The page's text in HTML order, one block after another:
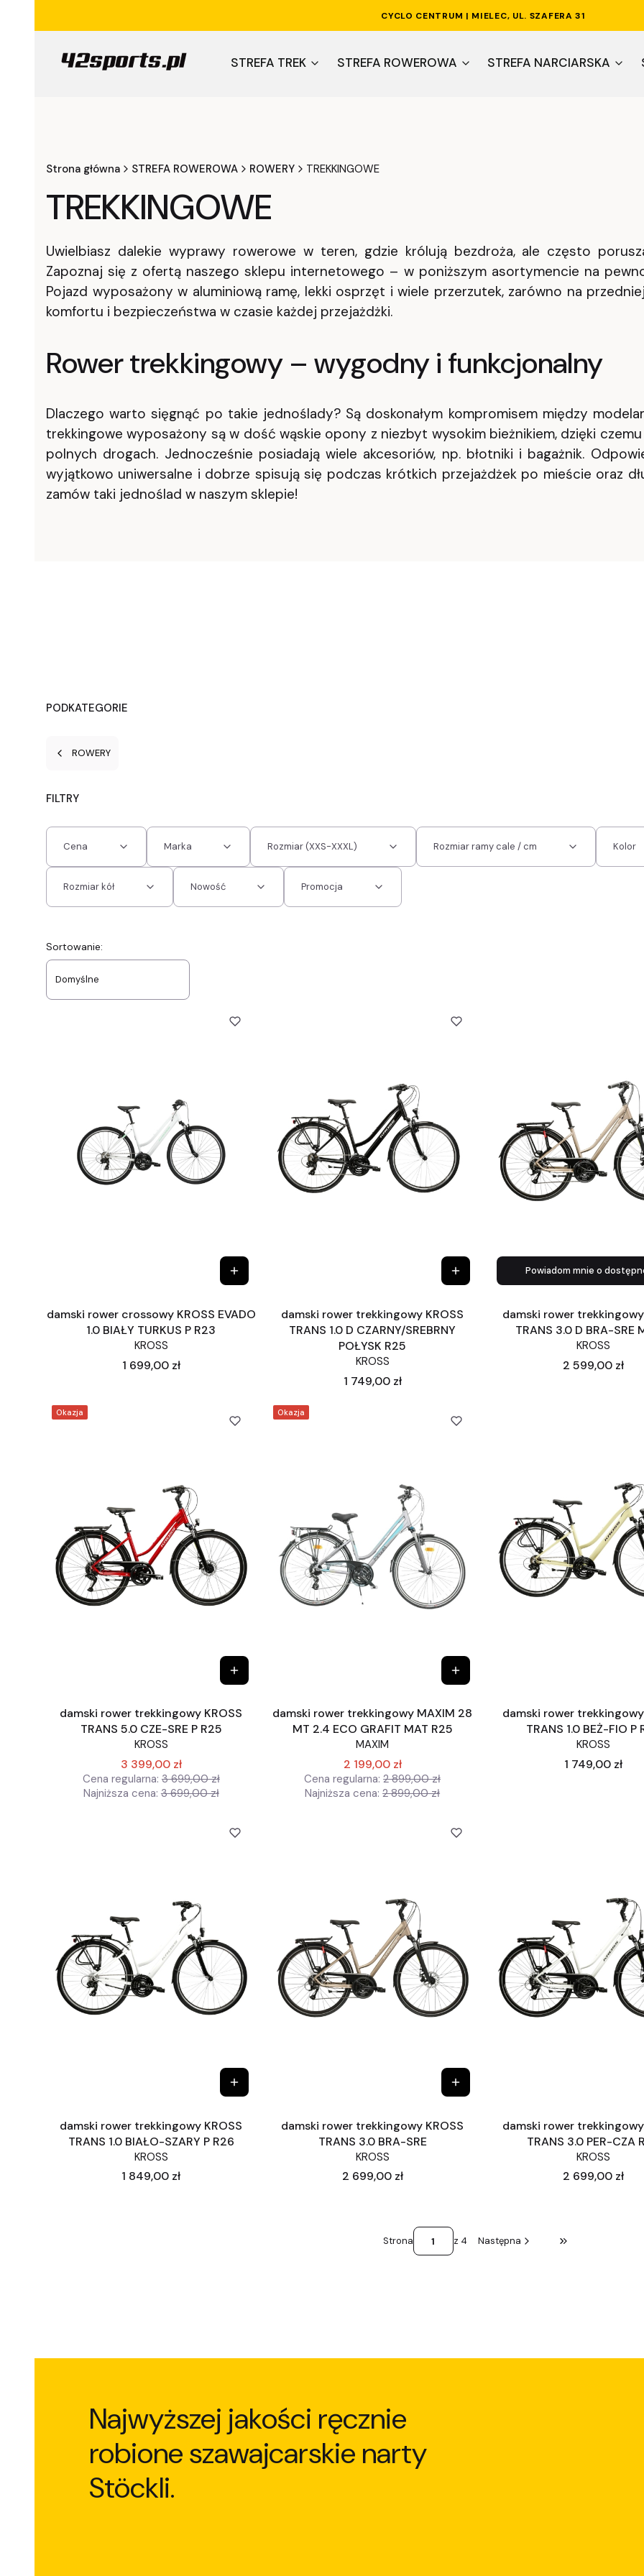
CYCLO CENTRUM | MIELEC, UL. SZAFERA 31
STREFA TREK STREFA ROWEROWA STREFA NARCIARSKA
Strona główna STREFA ROWEROWA ROWERY TREKKINGOWE
TREKKINGOWE
Uwielbiasz dalekie wyprawy rowerowe w teren, gdzie królują bezdroża, ale często
Zapoznaj się z ofertą naszego sklepu internetowego – w poniższym asortymencie na
Pojazd wyposażony w aluminiową ramę, lekki osprzęt i wiele przerzutek, zarówno na
komfortu i bezpieczeństwa w czasie każdej przejażdżki.
Rower trekkingowy – wygodny i funkcjonalny
Dlaczego warto sięgnąć po takie jednoślady? Są doskonałym kompromisem między
trekkingowe wyposażony są w dość wąskie opony z niezbyt wysokim bieżnikiem, dzięki
polnych drogach. Jednocześnie posiadają wiele akcesoriów, np. błotniki i bagażnik.
wyjątkowo uniwersalne i dobrze spisują się podczas krótkich przejażdżek po mieście oraz
zamów taki jednoślad w naszym sklepie!
PODKATEGORIE
ROWERY
FILTRY
Cena Marka Rozmiar (XXS-XXXL) Rozmiar ramy cale / cm Kolor
Rozmiar kół Nowość Promocja
Lista produktów
Sortowanie:
Domyślne
damski rower crossowy KROSS EVADO
1.0 BIAŁY TURKUS P R23
KROSS
Cena
1 699,00 zł
damski rower trekkingowy KROSS
TRANS 1.0 D CZARNY/SREBRNY
POŁYSK R25
KROSS
Cena
1 749,00 zł
Powiadom mnie o
damski rower trekkingowy
TRANS 3.0 D BRA-SRE
KROSS
Cena
2 599,00 zł
Okazja
damski rower trekkingowy KROSS
TRANS 5.0 CZE-SRE P R25
KROSS
3 399,00 zł
Cena regularna: 3 699,00 zł
Najniższa cena: 3 699,00 zł
Okazja
damski rower trekkingowy MAXIM 28
MT 2.4 ECO GRAFIT MAT R25
MAXIM
2 199,00 zł
Cena regularna: 2 899,00 zł
Najniższa cena: 2 899,00 zł
damski rower trekkingowy
TRANS 1.0 BEŻ-FIO P
KROSS
Cena
1 749,00 zł
damski rower trekkingowy KROSS
TRANS 1.0 BIAŁO-SZARY P R26
KROSS
Cena
1 849,00 zł
damski rower trekkingowy KROSS
TRANS 3.0 BRA-SRE
KROSS
Cena
2 699,00 zł
damski rower trekkingowy
TRANS 3.0 PER-CZA
KROSS
Cena
2 699,00 zł
Strona z 4 Następna Przejdź do
Najwyższej jakości ręcznie
robione szawajcarskie narty
Stöckli.